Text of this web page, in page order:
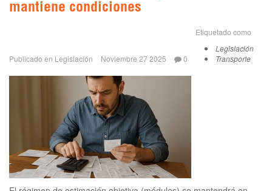
mantiene condiciones
Publicado en Legislación Noviembre 27 2025 0
Etiquetado como
Legislación
Transporte